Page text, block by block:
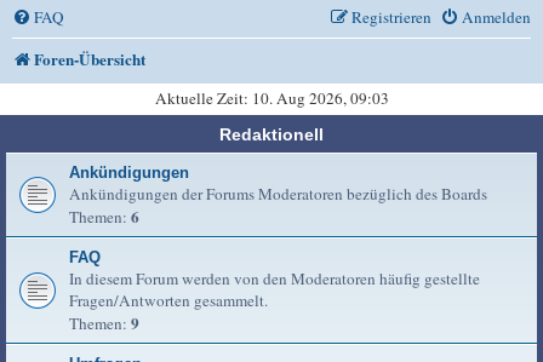
FAQ Anmelden
Registrieren
Foren-Übersicht
Aktuelle Zeit: 10. Aug 2026, 09:03
Redaktionell
Ankündigungen
Ankündigungen der Forums Moderatoren bezüglich des Boards
Themen: 6
FAQ
In diesem Forum werden von den Moderatoren häufig gestellte
Fragen/Antworten gesammelt.
Themen: 9